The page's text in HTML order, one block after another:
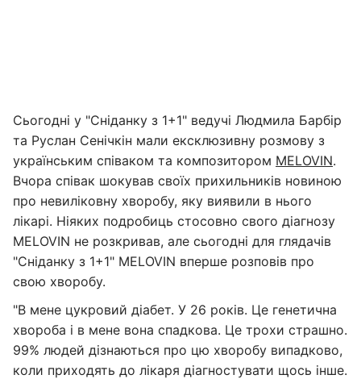
Сьогодні у "Сніданку з 1+1" ведучі Людмила Барбір
та Руслан Сенічкін мали ексклюзивну розмову з
українським співаком та композитором MELOVIN.
Вчора співак шокував своїх прихильників новиною
про невиліковну хворобу, яку виявили в нього
лікарі. Ніяких подробиць стосовно свого діагнозу
MELOVIN не розкривав, але сьогодні для глядачів
"Сніданку з 1+1" MELOVIN вперше розповів про
свою хворобу.
"В мене цукровий діабет. У 26 років. Це генетична
хвороба і в мене вона спадкова. Це трохи страшно.
99% людей дізнаються про цю хворобу випадково,
коли приходять до лікаря діагностувати щось інше.